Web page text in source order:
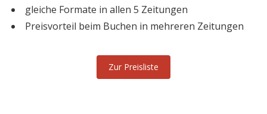
gleiche Formate in allen 5 Zeitungen
Preisvorteil beim Buchen in mehreren Zeitungen
Zur Preisliste